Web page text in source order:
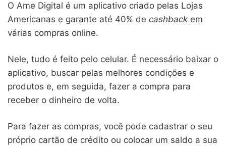
O Ame Digital é um aplicativo criado pelas Lojas
Americanas e garante até 40% de cashback em
várias compras online.
Nele, tudo é feito pelo celular. É necessário baixar o
aplicativo, buscar pelas melhores condições e
produtos e, em seguida, fazer a compra para
receber o dinheiro de volta.
Para fazer as compras, você pode cadastrar o seu
próprio cartão de crédito ou colocar um saldo a sua